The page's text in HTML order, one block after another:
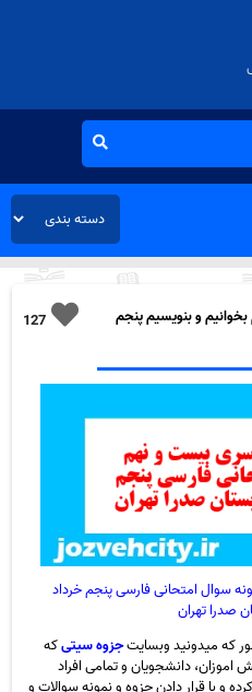
127
و بنویسیم پنجم
سوال امتحانی فارسی پنجم خرداد
که میدونید وبسایتجزوه سیتیکه
دانشجویان و تمامی افراد
و با قرار دادن جزوه و نمونه سوالات و